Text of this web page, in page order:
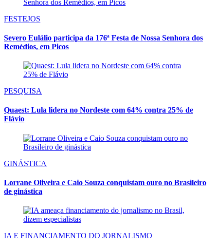
FESTEJOS
Severo Eulálio participa da 176ª Festa de Nossa Senhora dos
Remédios, em Picos
PESQUISA
Quaest: Lula lidera no Nordeste com 64% contra 25% de
Flávio
GINÁSTICA
Lorrane Oliveira e Caio Souza conquistam ouro no Brasileiro
de ginástica
IA E FINANCIAMENTO DO JORNALISMO